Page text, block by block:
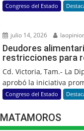
Congreso del Estado
julio 14, 2026
Deudores
restricciones para
Cd. Victoria, Tam.- La
aprobó la iniciativa
Congreso del Estado
MATAMOROS